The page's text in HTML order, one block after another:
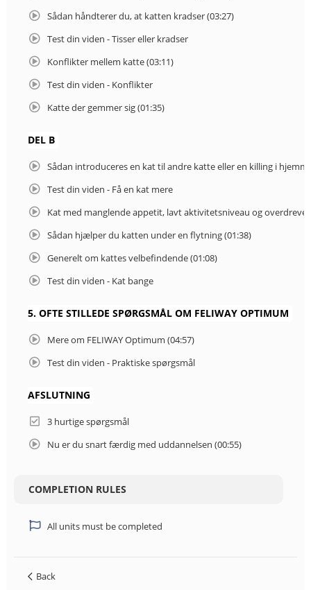
Sådan håndterer du, at katten kradser (03:27)
Test din viden - Tisser eller kradser
Konflikter mellem katte (03:11)
Test din viden - Konflikter
Katte der gemmer sig (01:35)
DEL B
Sådan introduceres en kat til andre katte eller en killing i
Test din viden - Få en kat mere
Kat med manglende appetit, lavt aktivitetsniveau og
Sådan hjælper du katten under en flytning (01:38)
Generelt om kattes velbefindende (01:08)
Test din viden - Kat bange
5. OFTE STILLEDE SPØRGSMÅL OM FELIWAY OPTIMUM
Mere om FELIWAY Optimum (04:57)
Test din viden - Praktiske spørgsmål
AFSLUTNING
3 hurtige spørgsmål
Nu er du snart færdig med uddannelsen (00:55)
COMPLETION RULES
All units must be completed
Back